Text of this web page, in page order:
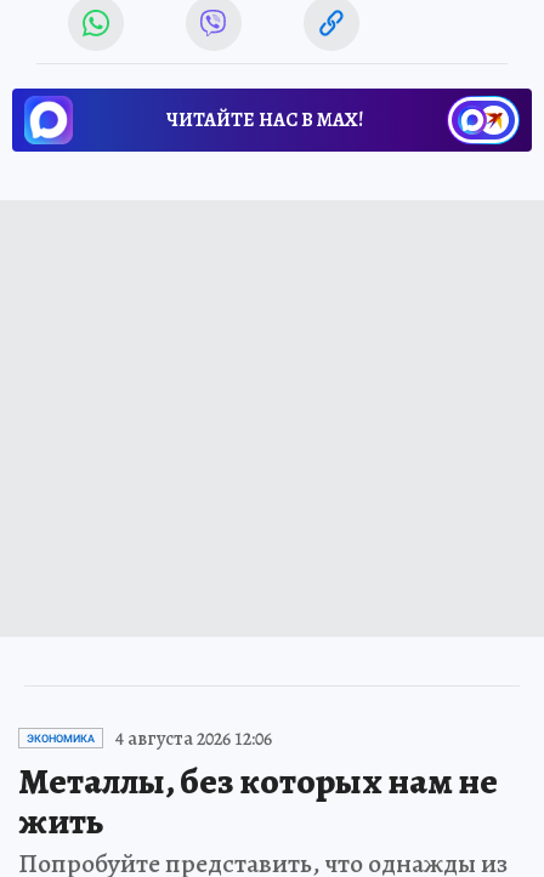
ЧИТАЙТЕ НАС В МАХ!
ЭКОНОМИКА 4 августа 2026 12:06
Металлы, без которых нам не
жить
Попробуйте представить, что однажды из